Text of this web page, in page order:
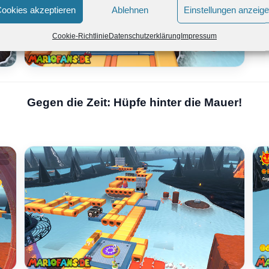
akzeptieren Ablehnen Einstellungen
Cookie-RichtlinieDatenschutzerklärungImpressum
Gegen die Zeit: Hüpfe hinter die Mauer!